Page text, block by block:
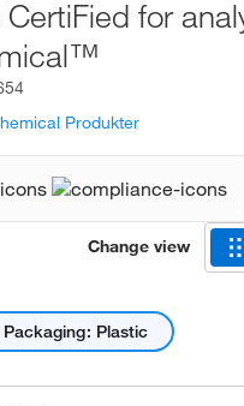
for
Produkter
Change view
Plastic